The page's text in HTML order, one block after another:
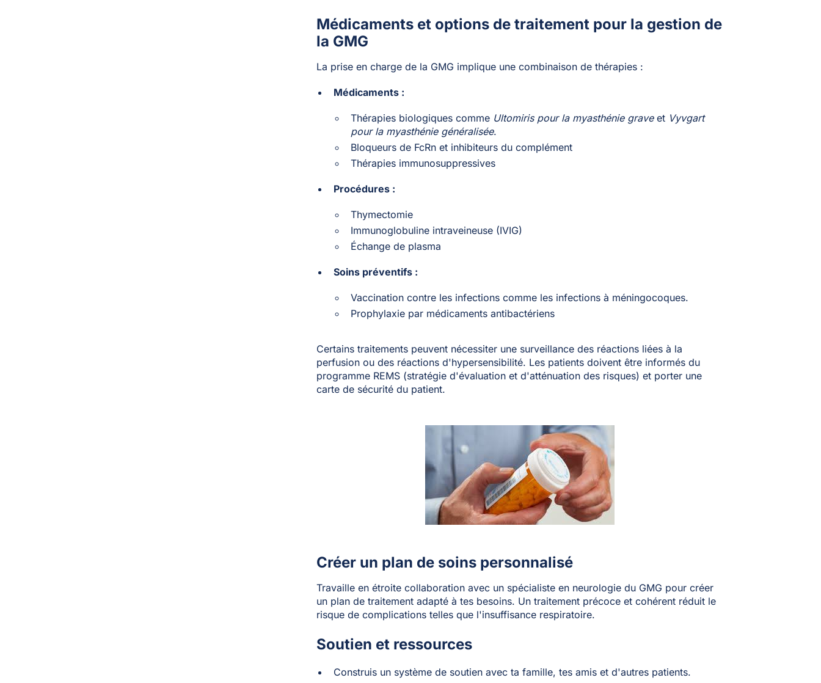
Médicaments et options de traitement pour la gestion de
la GMG
La prise en charge de la GMG implique une combinaison de thérapies :
Médicaments :
Thérapies biologiques comme Ultomiris pour la myasthénie graveet Vyvgart
pour la myasthénie généralisée.
Bloqueurs de FcRn et inhibiteurs du complément
Thérapies immunosuppressives
Procédures :
Thymectomie
Immunoglobuline intraveineuse (IVIG)
Échange de plasma
Soins préventifs :
Vaccination contre les infections comme les infections à méningocoques.
Prophylaxie par médicaments antibactériens
Certains traitements peuvent nécessiter une surveillance des réactions liées à la
perfusion ou des réactions d'hypersensibilité. Les patients doivent être informés du
programme REMS (stratégie d'évaluation et d'atténuation des risques) et porter une
carte de sécurité du patient.
Créer un plan de soins personnalisé
Travaille en étroite collaboration avec un spécialiste en neurologie du GMG pour créer
un plan de traitement adapté à tes besoins. Un traitement précoce et cohérent réduit le
risque de complications telles que l'insuffisance respiratoire.
Soutien et ressources
Construis un système de soutien avec ta famille, tes amis et d'autres patients.